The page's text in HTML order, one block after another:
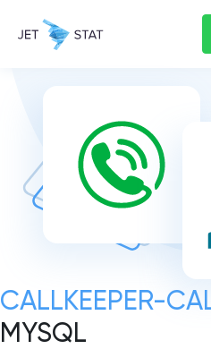
CALLKEEPER-
MYSQL